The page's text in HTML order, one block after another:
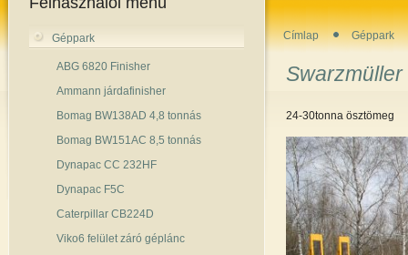
Géppark
ABG 6820 Finisher
Ammann járdafinisher
Bomag BW138AD 4,8 tonnás
Bomag BW151AC 8,5 tonnás
Dynapac CC 232HF
Dynapac F5C
Caterpillar CB224D
Viko6 felület záró géplánc
Címlap Géppark
24-30tonna ösztömeg